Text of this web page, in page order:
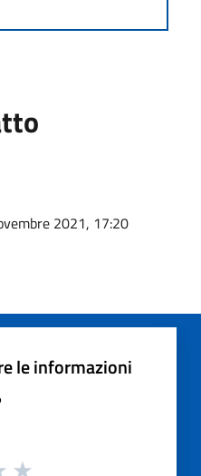
2021, 17:20
le informazioni